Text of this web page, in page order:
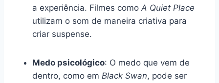
a experiência. Filmes como A Quiet Place
utilizam o som de maneira criativa para
criar suspense.
Medo psicológico: O medo que vem de
dentro, como em Black Swan, pode ser